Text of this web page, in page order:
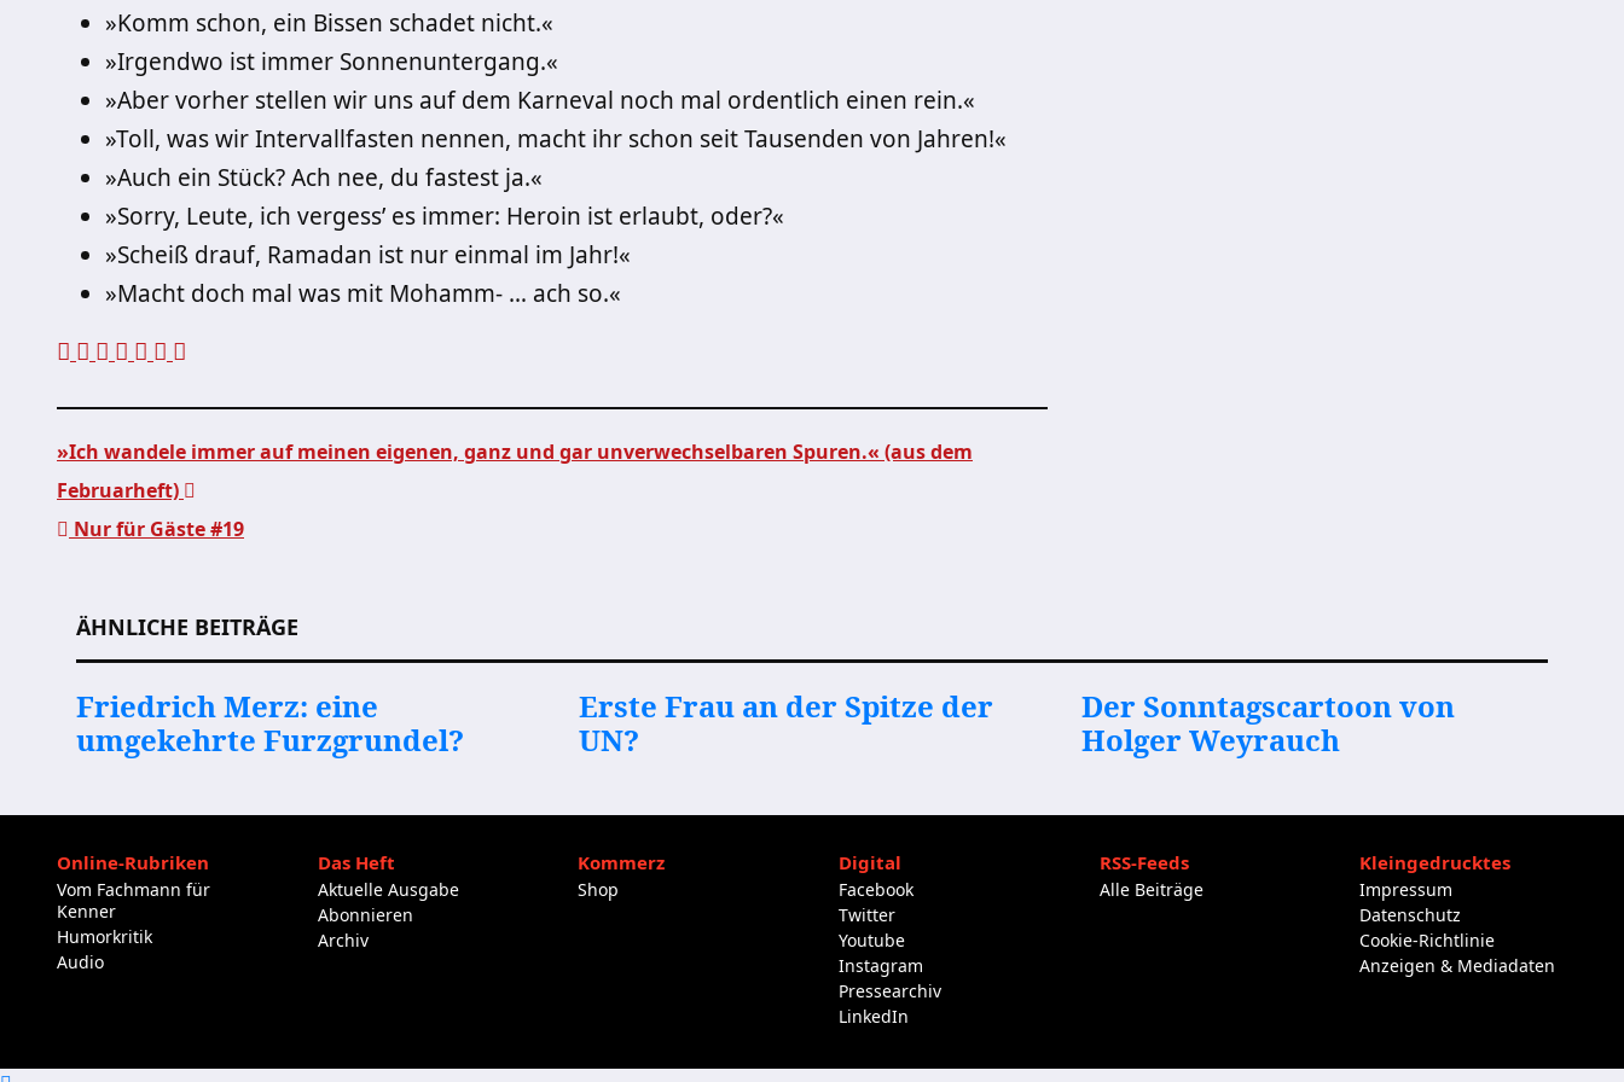
»Komm schon, ein Bissen schadet nicht.«
»Irgendwo ist immer Sonnenuntergang.«
»Aber vorher stellen wir uns auf dem Karneval noch mal ordentlich einen rein.«
»Toll, was wir Intervallfasten nennen, macht ihr schon seit Tausenden von Jahren!«
»Auch ein Stück? Ach nee, du fastest ja.«
»Sorry, Leute, ich vergess’ es immer: Heroin ist erlaubt, oder?«
»Scheiß drauf, Ramadan ist nur einmal im Jahr!«
»Macht doch mal was mit Mohamm- … ach so.«
Beitragsnavigation
»Ich wandele immer auf meinen eigenen, ganz und gar unverwechselbaren Spuren.« (aus dem
Februarheft)
Nur für Gäste #19
ÄHNLICHE BEITRÄGE
Friedrich Merz: eine
umgekehrte Furzgrundel?
Erste Frau an der Spitze der
UN?
Der Sonntagscartoon von
Holger Weyrauch
Online-Rubriken
Vom Fachmann für
Kenner
Humorkritik
Audio
Das Heft
Aktuelle Ausgabe
Abonnieren
Archiv
Kommerz
Shop
Digital
Facebook
Twitter
Youtube
Instagram
Pressearchiv
LinkedIn
RSS-Feeds
Alle Beiträge
Kleingedrucktes
Impressum
Datenschutz
Cookie-Richtlinie
Anzeigen & Mediadaten